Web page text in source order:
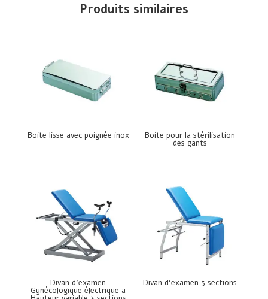
Produits similaires
Boite lisse avec poignée inox Boite pour la stérilisation
des gants
Divan d’examen
Gynécologique électrique a
Divan d’examen 3 sections